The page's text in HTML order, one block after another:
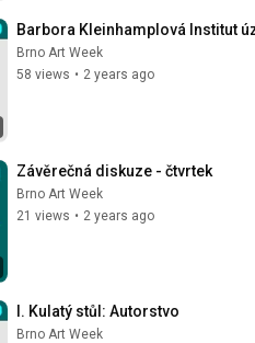
Barbora Kleinhamplová Institut
Brno Art Week
58 views • 2 years ago
Závěrečná diskuze - čtvrtek
Brno Art Week
21 views • 2 years ago
I. Kulatý stůl: Autorstvo
Brno Art Week